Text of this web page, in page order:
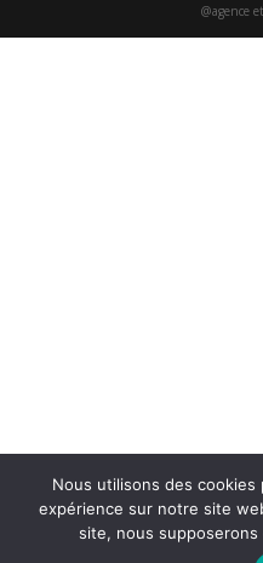
@agence
Nous utilisons des cookies
expérience sur notre site
site, nous